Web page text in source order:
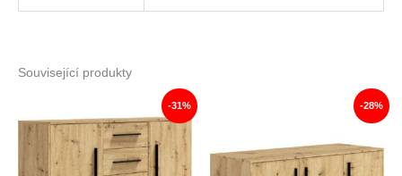
Související produkty
-31% -28%